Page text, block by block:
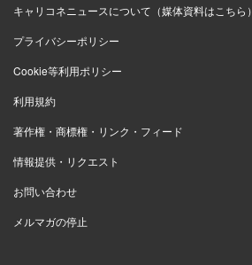
キャリコネニュースについて（媒体資料はこちら）
プライバシーポリシー
Cookie等利用ポリシー
利用規約
著作権・商標権・リンク・フィード
情報提供・リクエスト
お問い合わせ
メルマガの停止